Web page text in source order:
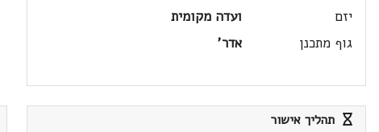
יזם
ועדה מקומית
גוף מתכנן
אדר'
תהליך אישור